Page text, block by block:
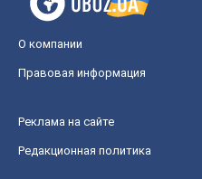
О компании
Правовая информация
Реклама на сайте
Редакционная политика